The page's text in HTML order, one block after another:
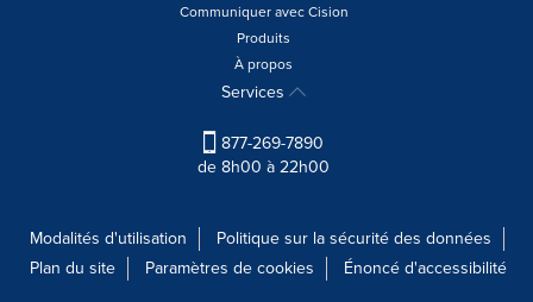
Communiquer avec Cision
Produits
À propos
Services
877-269-7890
de 8h00 à 22h00
Modalités d'utilisation
Politique sur la sécurité des données
Plan du site
Paramètres de cookies
Énoncé d'accessibilité